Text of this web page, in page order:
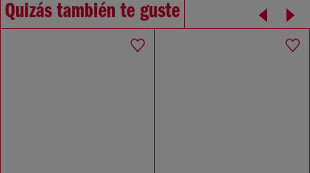
Quizás también te guste